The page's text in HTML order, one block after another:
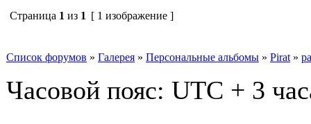
Страница 1 из 1 [ 1 изображение ]
Список форумов » Галерея » Персональные альбомы » Pirat »
Часовой пояс: UTC + 3